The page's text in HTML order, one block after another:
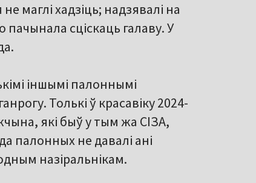
маглі хадзіць; надзявалі на
пачынала сціскаць галаву. У
іншымі палоннымі
Толькі ў красавіку 2024-
які быў у тым жа СІЗА,
палонных не давалі ані
назіральнікам.